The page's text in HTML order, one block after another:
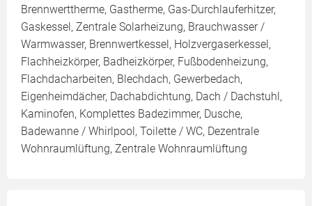
Brennwerttherme, Gastherme, Gas-Durchlauferhitzer,
Gaskessel, Zentrale Solarheizung, Brauchwasser /
Warmwasser, Brennwertkessel, Holzvergaserkessel,
Flachheizkörper, Badheizkörper, Fußbodenheizung,
Flachdacharbeiten, Blechdach, Gewerbedach,
Eigenheimdächer, Dachabdichtung, Dach / Dachstuhl,
Kaminofen, Komplettes Badezimmer, Dusche,
Badewanne / Whirlpool, Toilette / WC, Dezentrale
Wohnraumlüftung, Zentrale Wohnraumlüftung